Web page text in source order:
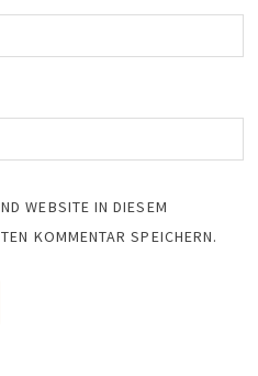
WEBSITE IN DIESEM
KOMMENTAR SPEICHERN.